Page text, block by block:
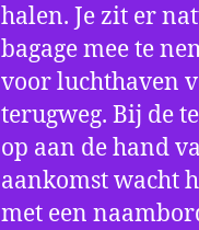
halen. Je zit er
bagage mee te
voor luchthaven
terugweg. Bij de
op aan de hand
aankomst wacht
met een